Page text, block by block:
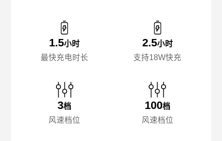
1.5小时
最快充电时长
3档
风速档位
2.5小时
支持18W快充
100档
风速档位